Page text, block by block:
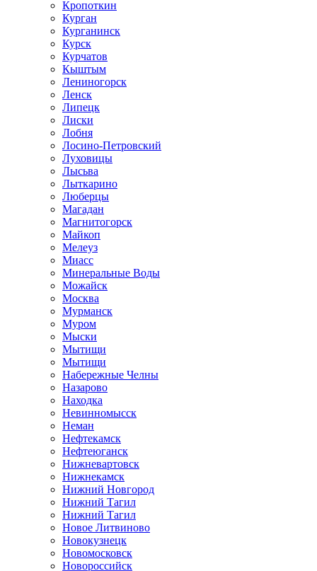
Кропоткин
Курган
Курганинск
Курск
Курчатов
Кыштым
Лениногорск
Ленск
Липецк
Лиски
Лобня
Лосино-Петровский
Луховицы
Лысьва
Лыткарино
Люберцы
Магадан
Магнитогорск
Майкоп
Мелеуз
Миасс
Минеральные Воды
Можайск
Москва
Мурманск
Муром
Мыски
Мытищи
Мытищи
Набережные Челны
Назарово
Находка
Невинномысск
Неман
Нефтекамск
Нефтеюганск
Нижневартовск
Нижнекамск
Нижний Новгород
Нижний Тагил
Нижний Тагил
Новое Литвиново
Новокузнецк
Новомосковск
Новороссийск